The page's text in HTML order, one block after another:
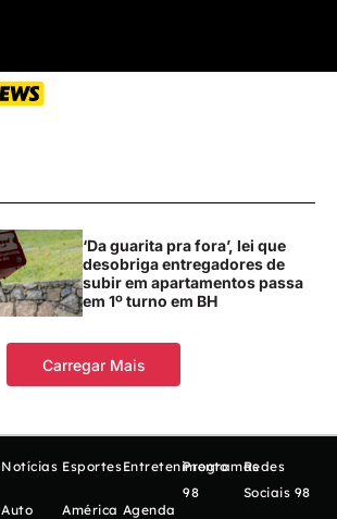
‘Da guarita pra fora’, lei que
desobriga entregadores de
subir em apartamentos passa
em 1º turno em BH
Carregar Mais
Notícias
Auto
Esportes
América
Entretenimento
Agenda
Programas
98
Redes
Sociais 98